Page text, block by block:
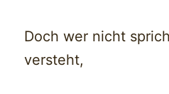
Doch wer nicht
versteht,